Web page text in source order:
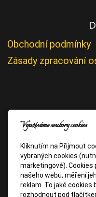
Obchodní podmínky
Zásady zpracování
Využíváme soubory cookies
Kliknutím na Přijmout
vybraných cookies
marketingové).
našeho webu, měření
reklam. To jaké cookies
rozhodnout pod